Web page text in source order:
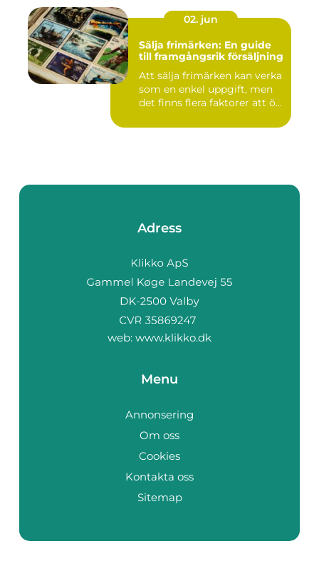
02. jun
Sälja frimärken: En guide
till framgångsrik försäljning
Att sälja frimärken kan verka
som en enkel uppgift, men
det finns flera faktorer att ö...
Adress
web: www.klikko.dk
Menu
Annonsering
Om oss
Cookies
Kontakta oss
Sitemap